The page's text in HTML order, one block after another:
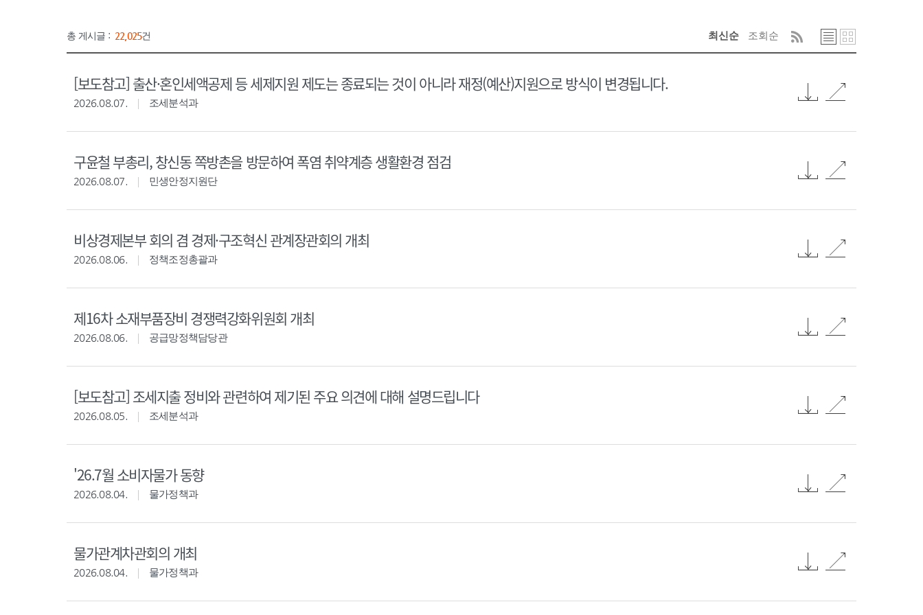
총 게시글 : 22,025건 최신순 조회순
[보도참고] 출산·혼인세액공제 등 세제지원 제도는 종료되는 것이 아니라 재정(예산)지원으로 방식이 변경됩니다.
2026.08.07. 조세분석과
구윤철 부총리, 창신동 쪽방촌을 방문하여 폭염 취약계층 생활환경 점검
2026.08.07. 민생안정지원단
비상경제본부 회의 겸 경제·구조혁신 관계장관회의 개최
2026.08.06. 정책조정총괄과
제16차 소재부품장비 경쟁력강화위원회 개최
2026.08.06. 공급망정책담당관
[보도참고] 조세지출 정비와 관련하여 제기된 주요 의견에 대해 설명드립니다
2026.08.05. 조세분석과
'26.7월 소비자물가 동향
2026.08.04. 물가정책과
물가관계차관회의 개최
2026.08.04. 물가정책과